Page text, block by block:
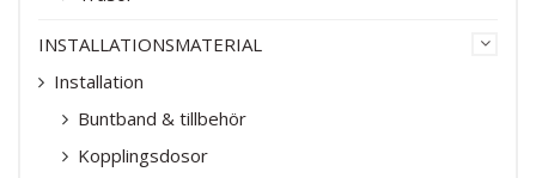
INSTALLATIONSMATERIAL
Installation
Buntband & tillbehör
Kopplingsdosor